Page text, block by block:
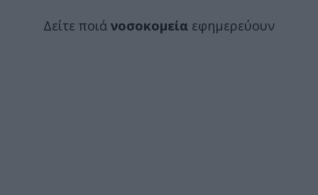
Δείτε ποιά νοσοκομεία εφημερεύουν